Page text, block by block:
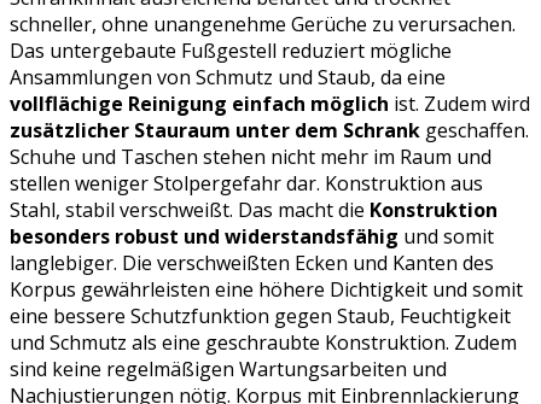
schneller, ohne unangenehme Gerüche zu verursachen.
Das untergebaute Fußgestell reduziert mögliche
Ansammlungen von Schmutz und Staub, da eine
vollflächige Reinigung einfach möglich ist. Zudem wird
zusätzlicher Stauraum unter dem Schrank geschaffen.
Schuhe und Taschen stehen nicht mehr im Raum und
stellen weniger Stolpergefahr dar. Konstruktion aus
Stahl, stabil verschweißt. Das macht die Konstruktion
besonders robust und widerstandsfähig und somit
langlebiger. Die verschweißten Ecken und Kanten des
Korpus gewährleisten eine höhere Dichtigkeit und somit
eine bessere Schutzfunktion gegen Staub, Feuchtigkeit
und Schmutz als eine geschraubte Konstruktion. Zudem
sind keine regelmäßigen Wartungsarbeiten und
Nachjustierungen nötig. Korpus mit Einbrennlackierung